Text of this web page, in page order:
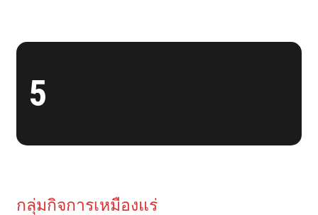
5
กลุ่มกิจการเหมืองแร่